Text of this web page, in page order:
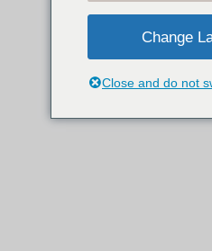
Change
Close and do not